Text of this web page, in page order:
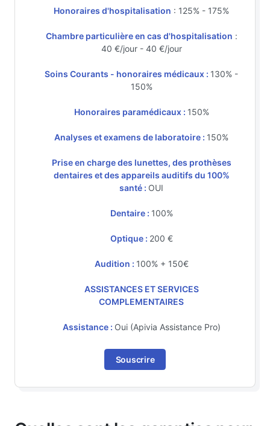
Honoraires d'hospitalisation : 125% - 175%
Chambre particulière en cas d'hospitalisation :
40 €/jour - 40 €/jour
Soins Courants - honoraires médicaux : 130% -
150%
Honoraires paramédicaux : 150%
Analyses et examens de laboratoire : 150%
Prise en charge des lunettes, des prothèses
dentaires et des appareils auditifs du 100%
santé : OUI
Dentaire : 100%
Optique : 200 €
Audition : 100% + 150€
ASSISTANCES ET SERVICES
COMPLEMENTAIRES
Assistance : Oui (Apivia Assistance Pro)
Souscrire